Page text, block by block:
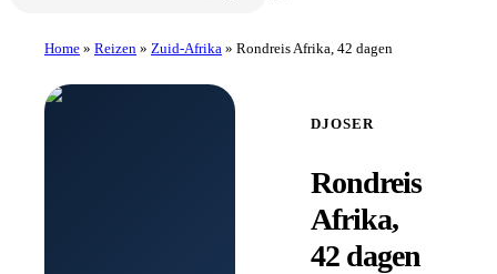
Home » Reizen » Zuid-Afrika » Rondreis Afrika, 42 dagen
DJOSER
Rondreis
Afrika,
42 dagen